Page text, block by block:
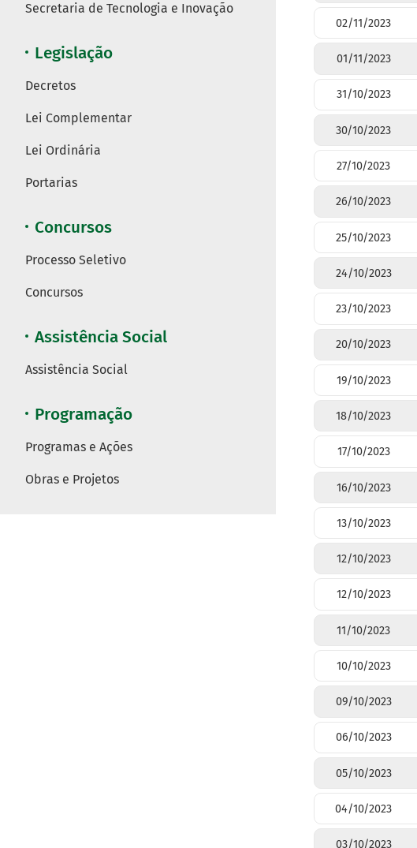
Secretaria de Tecnologia e Inovação
Legislação
Decretos
Lei Complementar
Lei Ordinária
Portarias
Concursos
Processo Seletivo
Concursos
Assistência Social
Assistência Social
Programação
Programas e Ações
Obras e Projetos
02/11/2023
01/11/2023
31/10/2023
30/10/2023
27/10/2023
26/10/2023
25/10/2023
24/10/2023
23/10/2023
20/10/2023
19/10/2023
18/10/2023
17/10/2023
16/10/2023
13/10/2023
12/10/2023
12/10/2023
11/10/2023
10/10/2023
09/10/2023
06/10/2023
05/10/2023
04/10/2023
03/10/2023